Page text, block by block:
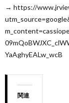
→ https://
YaAghyEALw_wcB
関連